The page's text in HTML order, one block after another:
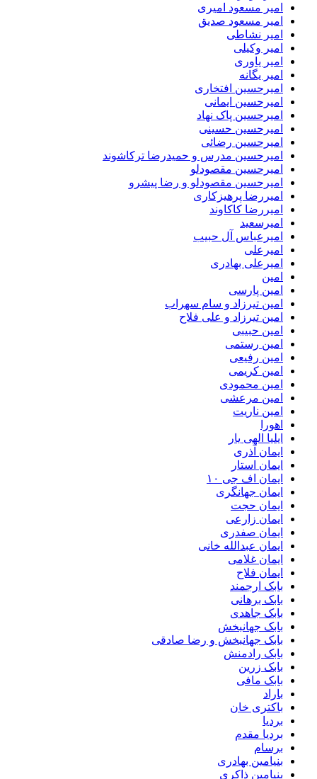
امیر مسعود امیری
امیر مسعود صدیق
امیر نشاطی
امیر وکیلی
امیر یاوری
امیر یگانه
امیرحسین افتخاری
امیرحسین ایمانی
امیرحسین پاک نهاد
امیرحسین حسینی
امیرحسین رضائی
امیرحسین مدرس و حمیدرضا ترکاشوند
امیرحسین مقصودلو
امیرحسین مقصودلو و رضا پیشرو
امیررضا پرهیزکاری
امیررضا کاکاوند
امیرسعید
امیرعباس آل حبیب
امیرعلی
امیرعلی بهادری
امین
امین پارسی
امین تیرزاد و سام سهراب
امین تیرزاد و علی فلاح
امین حبیبی
امین رستمی
امین رفیعی
امین کریمی
امین محمودی
امین مرعشی
امین ناریت
اهورا
ایلیا الهی یار
ایمان آذری
ایمان استار
ایمان اف جی ۱۰
ایمان جهانگری
ایمان حجت
ایمان زارعی
ایمان صفدری
ایمان عبدالله خانی
ایمان غلامی
ایمان فلاح
بابک ارجمند
بابک برهانی
بابک جاهدی
بابک جهانبخش
بابک جهانبخش و رضا صادقی
بابک رادمنش
بابک زرین
بابک مافی
باراد
باکتری خان
بردیا
بردیا مقدم
برسام
بنیامین بهادری
بنیامین ذاکری